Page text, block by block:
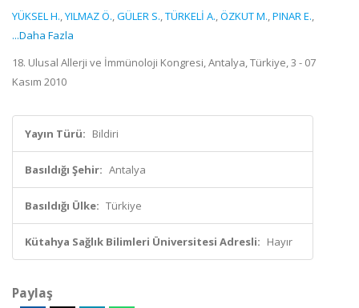
YÜKSEL H.,YILMAZ Ö.,GÜLER S.,TÜRKELİ A.,ÖZKUT M.,PINAR E.,
...Daha Fazla
18. Ulusal Allerji ve İmmünoloji Kongresi, Antalya, Türkiye, 3 - 07
Kasım 2010
Yayın Türü: Bildiri
Basıldığı Şehir: Antalya
Basıldığı Ülke: Türkiye
Kütahya Sağlık Bilimleri Üniversitesi Adresli: Hayır
Paylaş